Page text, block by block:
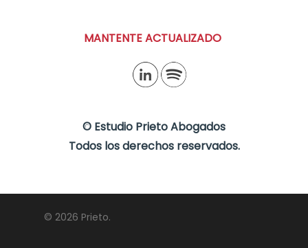
MANTENTE ACTUALIZADO
© Estudio Prieto Abogados
Todos los derechos reservados.
© 2026 Prieto.